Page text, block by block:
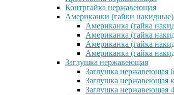
Контргайка нержавеющая
Американки (гайки
Американка (гайка
Американка (гайка
Американка (гайка
Американка (гайка
Заглушка нержавеющая
Заглушка нержавеющая
Заглушка нержавеющая
Заглушка нержавеющая